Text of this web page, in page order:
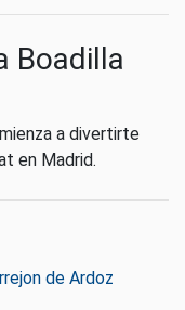
Boadilla
a divertirte
en Madrid.
de Ardoz